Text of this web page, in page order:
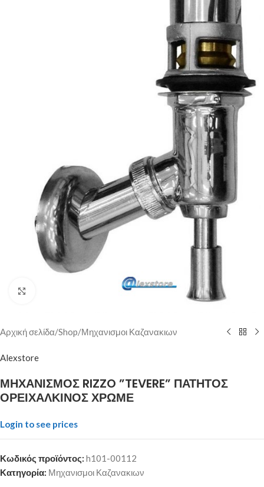
Αρχική σελίδα/Shop/Μηχανισμοι Καζανακιων
Alexstore
ΜΗΧΑΝΙΣΜΟΣ RIZZO ”TEVERE” ΠΑΤΗΤΟΣ
ΟΡΕΙΧΑΛΚΙΝΟΣ ΧΡΩΜΕ
Login to see prices
Κωδικός προϊόντος: h101-00112
Κατηγορία: Μηχανισμοι Καζανακιων